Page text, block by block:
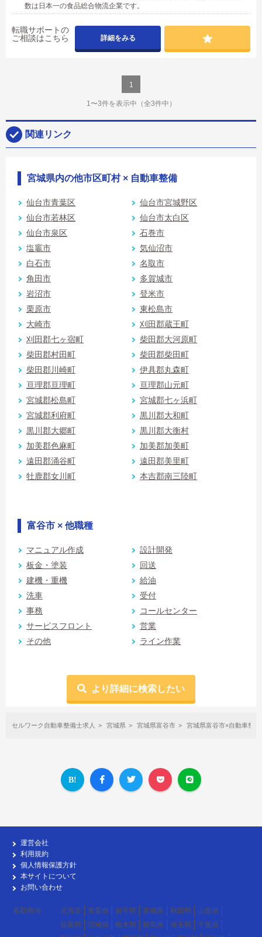
数は日本一の食品総合物流企業です。
転職サポートの
ご相談はこちら
詳細をみる
1
1〜3件を表示中 （全3件中）
関連リンク
宮城県内の他市区町村 × 自動車整備
仙台市青葉区
仙台市宮城野区
仙台市若林区
仙台市太白区
仙台市泉区
石巻市
塩竈市
気仙沼市
白石市
名取市
角田市
多賀城市
岩沼市
登米市
栗原市
東松島市
大崎市
刈田郡蔵王町
刈田郡七ヶ宿町
柴田郡大河原町
柴田郡村田町
柴田郡柴田町
柴田郡川崎町
伊具郡丸森町
亘理郡亘理町
亘理郡山元町
宮城郡松島町
宮城郡七ヶ浜町
宮城郡利府町
黒川郡大和町
黒川郡大郷町
黒川郡大衡村
加美郡色麻町
加美郡加美町
遠田郡涌谷町
遠田郡美里町
牡鹿郡女川町
本吉郡南三陸町
富谷市 × 他職種
マニュアル作成
設計開発
板金・塗装
回送
建機・重機
給油
洗車
受付
事務
コールセンター
サービスフロント
営業
その他
ライン作業
より詳細に検索したい
セルワーク自動車整備士求人 宮城県 宮城県富谷市 宮城県富谷市×自動車整
運営会社
利用規約
個人情報保護方針
本サイトについて
お問い合わせ
各勤務地 北海道 青森県 岩手県 宮城県 秋田県
山形県
福島県
茨城県 栃木県 群馬県 埼玉県
千葉県